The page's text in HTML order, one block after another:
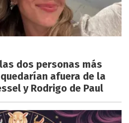
dos personas más
afuera de la
y Rodrigo de Paul